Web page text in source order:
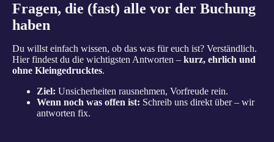
Fragen, die (fast) alle vor der Buchung
haben
Du willst einfach wissen, ob das was für euch ist? Verständlich.
Hier findest du die wichtigsten Antworten – kurz, ehrlich und
ohne Kleingedrucktes.
Ziel: Unsicherheiten rausnehmen, Vorfreude rein.
Wenn noch was offen ist: Schreib uns direkt über – wir
antworten fix.